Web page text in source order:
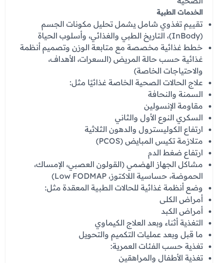
عروض العناية بالشعر
عروض الرجال
عروض جراحات التجميل
عروض قسم الطوارئ
عروض المختبر
عروض الاشعة
عروض الباطنة
عروض العظام
عروض الانف والاذن والحنجرة
عروض العلاج الطبيعي
الخدمات الطبية
تقييم تغذوي شامل يشمل تحليل مكونات الجسم
(InBody)، التاريخ الطبي والغذائي، وأسلوب الحياة
خطط غذائية مخصصة مع متابعة الوزن وتصميم أنظمة
غذائية حسب حالة المريض (السعرات، الأهداف،
والاحتياجات الخاصة)
علاج الحالات الصحية الخاصة غذائيًا مثل:
السمنة والنحافة
مقاومة الإنسولين
السكري النوع الأول والثاني
ارتفاع الكوليسترول والدهون الثلاثية
متلازمة تكيس المبايض (PCOS)
ارتفاع ضغط الدم
مشاكل الجهاز الهضمي (القولون العصبي، الإمساك،
الحموضة، حساسية اللاكتوز، Low FODMAP)
وضع أنظمة غذائية للحالات الطبية المعقدة مثل:
أمراض الكلى
أمراض الكبد
التغذية أثناء وبعد العلاج الكيماوي
ما قبل وبعد عمليات التكميم والتحويل
تغذية حسب الفئات العمرية:
تغذية الأطفال والمراهقين